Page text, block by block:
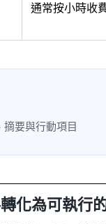
通常按小時收
摘要與行動項目
化為可執行